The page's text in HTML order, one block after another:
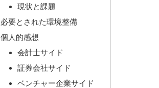
現状と課題
必要とされた環境整備
個人的感想
会計士サイド
証券会社サイド
ベンチャー企業サイド